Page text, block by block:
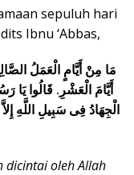
sepuluh hari
Ibnu ‘Abbas,
مَا مِنْ أَيَّامٍ الْعَمَلُ
أَيَّامَ الْعَشْرِ. قَالُوا يَا
الْجِهَادُ فِى سَبِيلِ اللَّهِ
dicintai oleh Allah